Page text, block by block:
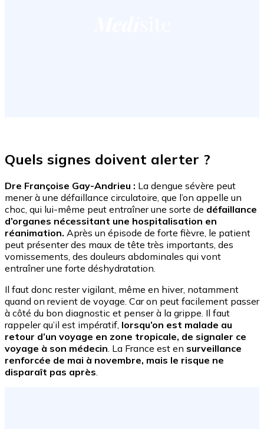
Quels signes doivent alerter ?
Dre Françoise Gay-Andrieu : La dengue sévère peut
mener à une défaillance circulatoire, que l’on appelle un
choc, qui lui-même peut entraîner une sorte de défaillance
d’organes nécessitant une hospitalisation en
réanimation. Après un épisode de forte fièvre, le patient
peut présenter des maux de tête très importants, des
vomissements, des douleurs abdominales qui vont
entraîner une forte déshydratation.
Il faut donc rester vigilant, même en hiver, notamment
quand on revient de voyage. Car on peut facilement passer
à côté du bon diagnostic et penser à la grippe. Il faut
rappeler qu’il est impératif, lorsqu’on est malade au
retour d’un voyage en zone tropicale, de signaler ce
voyage à son médecin . La France est en surveillance
renforcée de mai à novembre, mais le risque ne
disparaît pas après